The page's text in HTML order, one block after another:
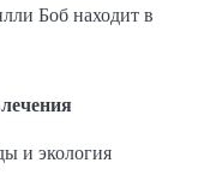
Боб находит в
и экология